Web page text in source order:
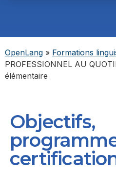
OpenLang » Formations
PROFESSIONNEL AU
élémentaire
Objectifs,